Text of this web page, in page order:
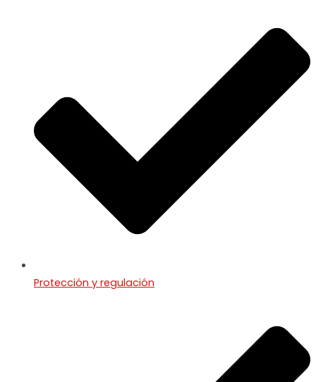
Protección y regulación